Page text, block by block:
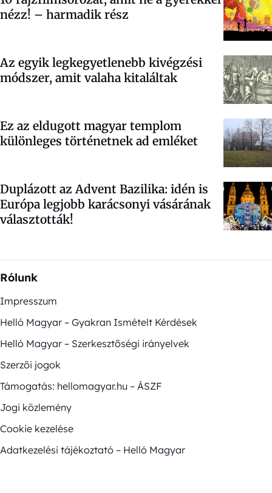
nézz! – harmadik rész
Az egyik legkegyetlenebb kivégzési
módszer, amit valaha kitaláltak
Ez az eldugott magyar templom
különleges történetnek ad emléket
Duplázott az Advent Bazilika: idén is
Európa legjobb karácsonyi vásárának
választották!
Rólunk
Impresszum
Helló Magyar – Gyakran Ismételt Kérdések
Helló Magyar – Szerkesztőségi irányelvek
Szerzői jogok
Támogatás: hellomagyar.hu – ÁSZF
Jogi közlemény
Cookie kezelése
Adatkezelési tájékoztató – Helló Magyar